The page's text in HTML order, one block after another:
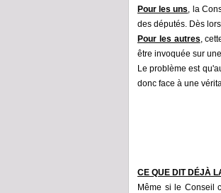
Pour les uns , la
des députés. Dès
Pour les autres ,
être invoquée sur
Le problème est
donc face à une
CE QUE DIT DÉJÀ
Même si le Conseil